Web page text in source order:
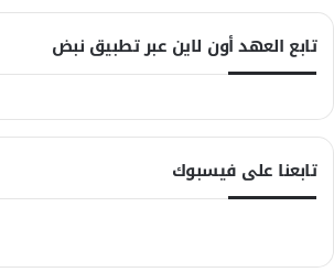
تابع العهد أون لاين عبر تطبيق نبض
تابعنا على فيسبوك